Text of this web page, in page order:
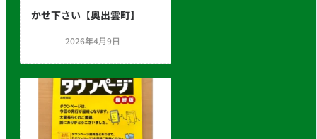
かせ下さい【奥出雲町】
2026年4月9日